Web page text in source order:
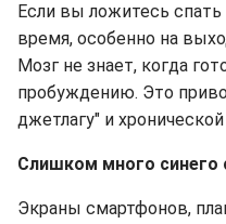
Если вы ложитесь
время, особенно на
Мозг не знает, когда
пробуждению. Это
джетлагу" и
Слишком много синего
Экраны смартфонов,